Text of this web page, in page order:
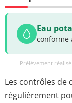
Eau
conforme
Prélèvement réalisé
Les contrôles de
régulièrement